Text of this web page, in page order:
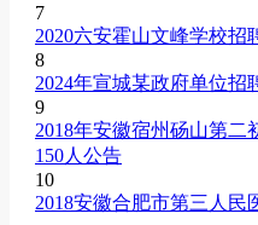
7
2020六安霍山文峰学校招
8
2024年宣城某政府单位招
9
2018年安徽宿州砀山第
150人公告
10
2018安徽合肥市第三人民